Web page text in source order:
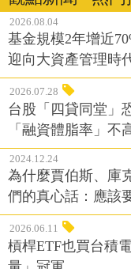
2026.08.04
基金規模2年增近
迎向大資產管理時
2026.07.28
台股「四貸同堂」
「融資體脂率」不
2024.12.24
為什麼賈伯斯、庫
們的真心話：應該
2026.06.11
槓桿ETF也買台積